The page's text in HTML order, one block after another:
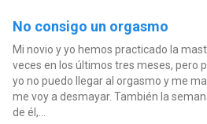
No consigo un orgasmo
Mi novio y yo hemos practicado la
veces en los últimos tres meses, pero
yo no puedo llegar al orgasmo y me
me voy a desmayar. También la
de él,...